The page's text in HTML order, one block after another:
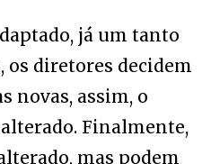
já um tanto
diretores decidem
novas, assim, o
Finalmente,
mas podem